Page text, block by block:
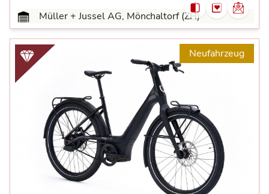
Müller + Jussel AG, Mönchaltorf (ZH)
Neufahrzeug